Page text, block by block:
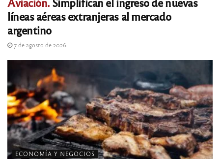
líneas aéreas extranjeras al mercado
argentino
7 de agosto de 2026
ECONOMÍA Y NEGOCIOS